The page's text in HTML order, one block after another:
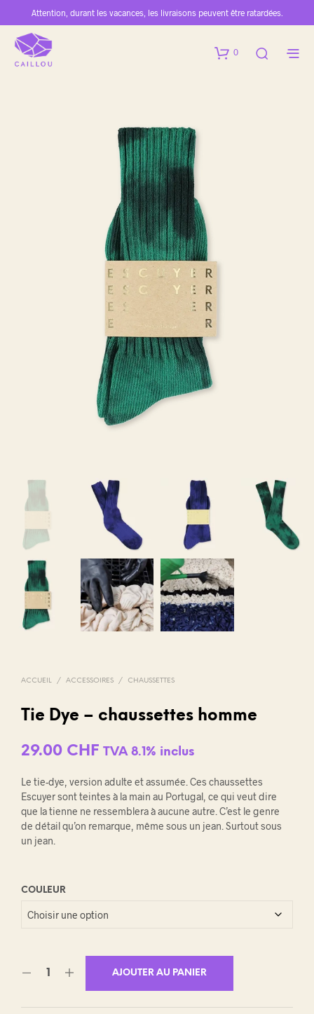
Attention, durant les vacances, les livraisons peuvent être ratardées.
0
ACCUEIL / ACCESSOIRES / CHAUSSETTES
Tie Dye – chaussettes homme
29.00 CHF TVA 8.1% inclus
Le tie-dye, version adulte et assumée. Ces chaussettes
Escuyer sont teintes à la main au Portugal, ce qui veut dire
que la tienne ne ressemblera à aucune autre. C’est le genre
de détail qu’on remarque, même sous un jean. Surtout sous
un jean.
COULEUR
AJOUTER AU PANIER